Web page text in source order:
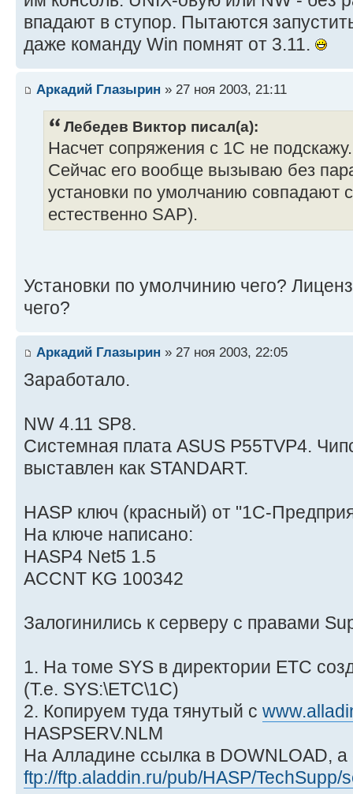
впадают в ступор. Пытаются
даже команду Win помнят от 3.11.
Аркадий Глазырин » 27 ноя 2003, 21:11
Лебедев Виктор писал(а):
Насчет сопряжения с 1С не
Сейчас его вообще вызываю без
установки по умолчанию совпадают
естественно SAP).
Установки по умолчинию чего?
чего?
Аркадий Глазырин » 27 ноя 2003, 22:05
Заработало.
NW 4.11 SP8.
Системная плата ASUS P55TVP4.
выставлен как STANDART.
HASP ключ (красный) от "1C-
На ключе написано:
HASP4 Net5 1.5
ACCNT KG 100342
Залогинились к серверу с правами
1. На томе SYS в директории ETC
(Т.е. SYS:\ETC\1C)
2. Копируем туда тянутый с
HASPSERV.NLM
На Алладине ссылка в DOWNLOAD, а
ftp://ftp.aladdin.ru/pub/HASP/TechSupp/